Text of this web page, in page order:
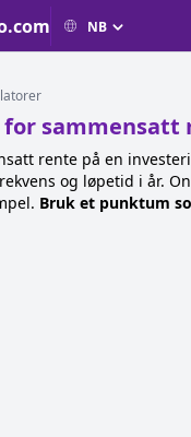
sammensatt
rente på en
og løpetid i år.
Bruk et punktum